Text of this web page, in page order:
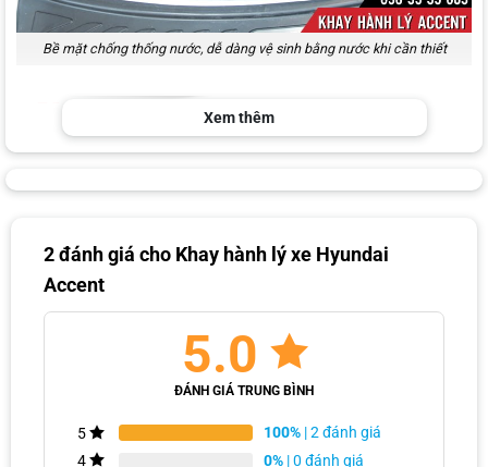
Bề mặt chống thống nước, dễ dàng vệ sinh bằng nước khi cần thiết
Những đường vân cố định hành lý gọn gàng
Xem thêm
2 đánh giá cho Khay hành lý xe Hyundai
Accent
5.0
ĐÁNH GIÁ TRUNG BÌNH
5 100% | 2 đánh giá
4
0% | 0 đánh giá